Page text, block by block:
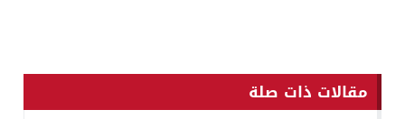
مقالات ذات صلة